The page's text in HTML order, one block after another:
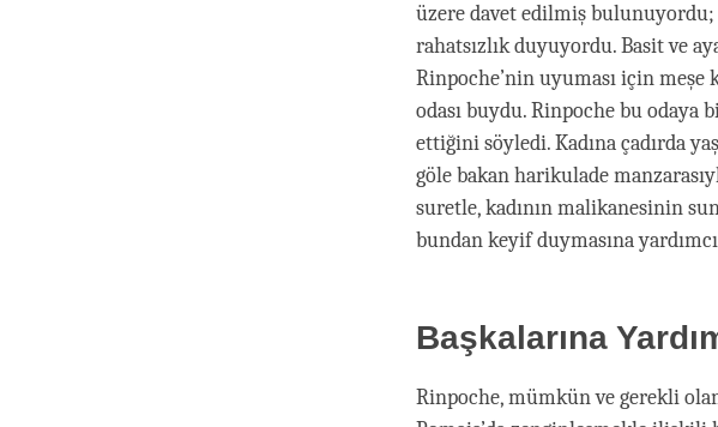
üzere davet edilmiş bulunuyordu;
rahatsızlık duyuyordu. Basit ve
Rinpoche’nin uyuması için meşe
odası buydu. Rinpoche bu odaya
ettiğini söyledi. Kadına çadırda
göle bakan harikulade
suretle, kadının malikanesinin
bundan keyif duymasına
Başkalarına
Rinpoche, mümkün ve gerekli